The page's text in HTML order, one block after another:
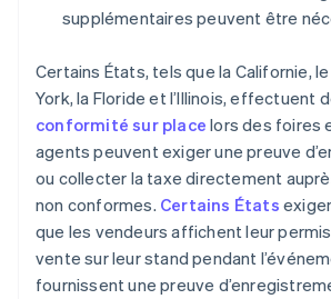
supplémentaires peuvent être
Certains États, tels que la Californie,
York, la Floride et l’Illinois, effectuent
conformité sur place lors des foires
agents peuvent exiger une preuve
ou collecter la taxe directement
non conformes. Certains États
que les vendeurs affichent leur
vente sur leur stand pendant
fournissent une preuve